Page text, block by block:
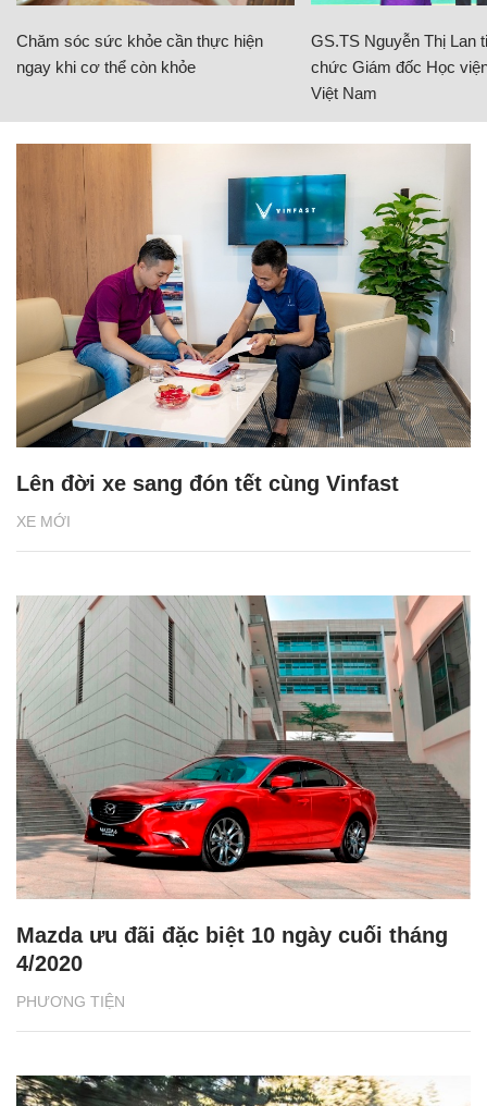
Chăm sóc sức khỏe cần thực hiện
ngay khi cơ thể còn khỏe
GS.TS Nguyễn Thị Lan
chức Giám đốc Học
Việt Nam
XE MỚI
Lên đời xe sang đón tết cùng Vinfast
PHƯƠNG TIỆN
Mazda ưu đãi đặc biệt 10 ngày cuối tháng
4/2020